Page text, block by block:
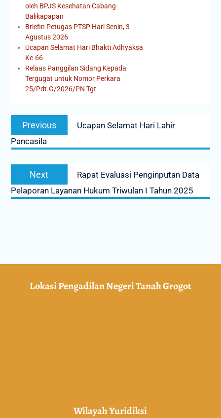
oleh BPJS Kesehatan Cabang
Balikapapan
Briefin Petugas PTSP Hari Senin, 3
Agustus 2026
Ucapan Selamat Hari Bhakti Adhyaksa
Ke-66
Relaas Panggilan Sidang Kepada
Tergugat untuk Nomor Perkara
25/Pdt.G/2026/PN Tgt
Previous
Ucapan Selamat Hari Lahir
Pancasila
Next
Rapat Evaluasi Penginputan Data
Pelaporan Layanan Hukum Triwulan I Tahun 2025
Lokasi Pengadilan Negeri Tanah Grogot
Wilayah Yuridiksi